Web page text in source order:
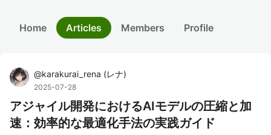
Home Articles Members Profile
@karakurai_rena (レナ)
2025-07-28
アジャイル開発におけるAIモデルの圧縮と加
速：効率的な最適化手法の実践ガイド